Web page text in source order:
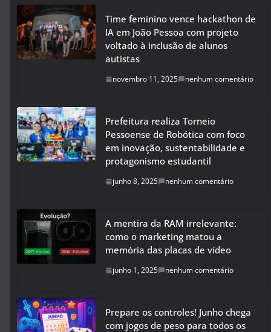
Time feminino vence hackathon de
IA em João Pessoa com projeto
voltado à inclusão de alunos
autistas
novembro 11, 2025 nenhum comentário
Prefeitura realiza Torneio
Pessoense de Robótica com foco
em inovação, sustentabilidade e
protagonismo estudantil
junho 8, 2025 nenhum comentário
A mentira da RAM irrelevante:
como o marketing matou a
memória das placas de vídeo
junho 1, 2025 nenhum comentário
Prepare os controles! Junho chega
com jogos de peso para todos os